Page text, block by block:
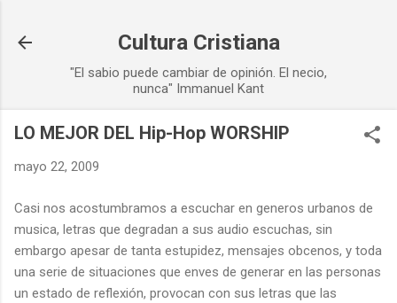
Cultura Cristiana
"El sabio puede cambiar de opinión. El necio,
nunca" Immanuel Kant
LO MEJOR DEL Hip-Hop WORSHIP
mayo 22, 2009
Casi nos acostumbramos a escuchar en generos urbanos de
musica, letras que degradan a sus audio escuchas, sin
embargo apesar de tanta estupidez, mensajes obcenos, y toda
una serie de situaciones que enves de generar en las personas
un estado de reflexión, provocan con sus letras que las